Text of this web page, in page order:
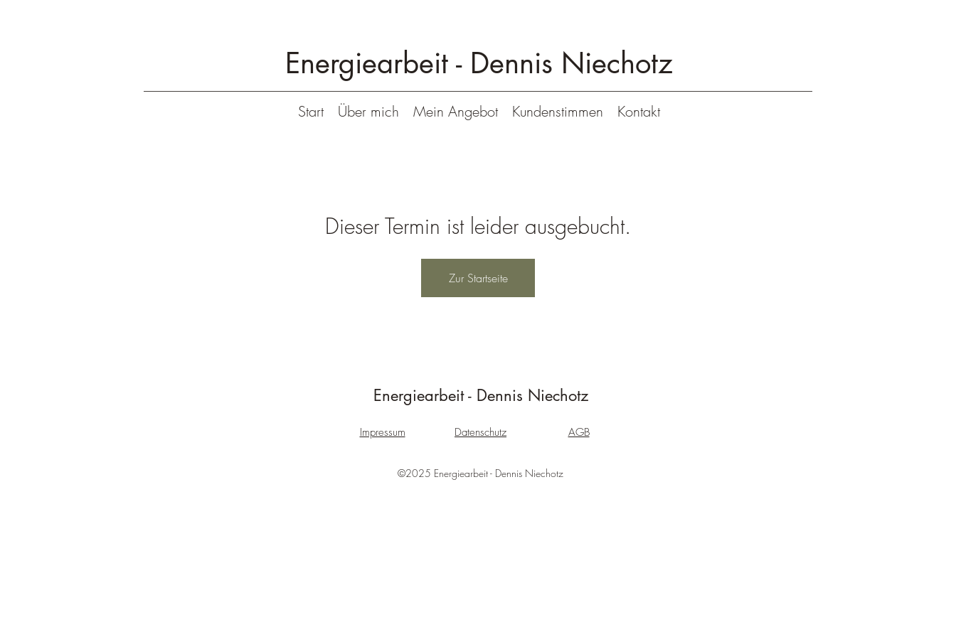
Energiearbeit - Dennis Niechotz
Start Über mich Mein Angebot Kundenstimmen Kontakt
Dieser Termin ist leider ausgebucht.
Zur Startseite
Energiearbeit - Dennis Niechotz
Impressum Datenschutz AGB
©2025 Energiearbeit - Dennis Niechotz